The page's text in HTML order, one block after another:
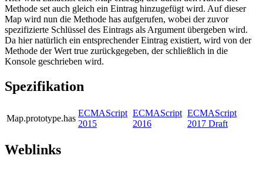
Methode set auch gleich ein Eintrag hinzugefügt wird. Auf dieser
Map wird nun die Methode has aufgerufen, wobei der zuvor
spezifizierte Schlüssel des Eintrags als Argument übergeben wird.
Da hier natürlich ein entsprechender Eintrag existiert, wird von der
Methode der Wert true zurückgegeben, der schließlich in die
Konsole geschrieben wird.
Spezifikation
Map.prototype.has
ECMAScript
2015
ECMAScript
2016
ECMAScript
2017 Draft
Weblinks